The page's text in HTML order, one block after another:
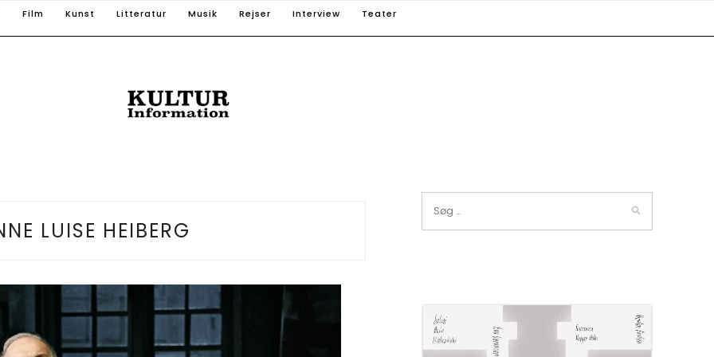
Film Kunst Litteratur Musik Rejser Interview Teater
LUISE HEIBERG